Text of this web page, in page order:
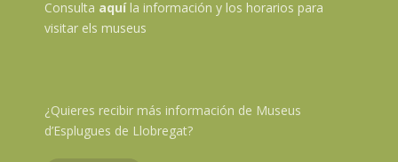
Consulta aquíla información y los horarios para
visitar els museus
¿Quieres recibir más información de Museus
d’Esplugues de Llobregat?